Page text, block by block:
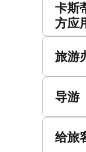
卡斯
方应
旅游
导游
给旅